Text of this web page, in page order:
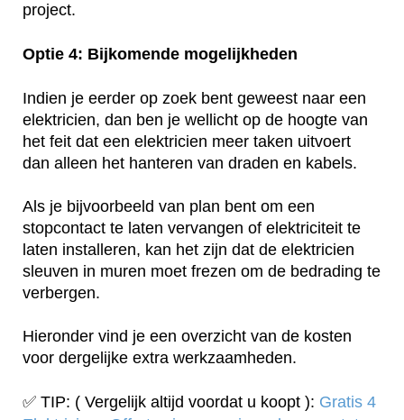
project.
Optie 4: Bijkomende mogelijkheden
Indien je eerder op zoek bent geweest naar een
elektricien, dan ben je wellicht op de hoogte van
het feit dat een elektricien meer taken uitvoert
dan alleen het hanteren van draden en kabels.
Als je bijvoorbeeld van plan bent om een
stopcontact te laten vervangen of elektriciteit te
laten installeren, kan het zijn dat de elektricien
sleuven in muren moet frezen om de bedrading te
verbergen.
Hieronder vind je een overzicht van de kosten
voor dergelijke extra werkzaamheden.
✅ TIP: ( Vergelijk altijd voordat u koopt ): Gratis 4